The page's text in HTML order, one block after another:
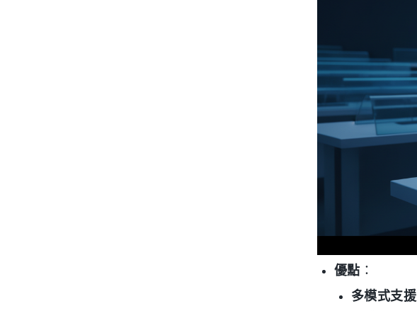
優點 ：
多模式支援